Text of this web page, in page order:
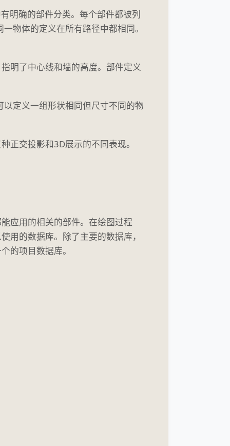
明确的部件分类。每个部件都被列
物体的定义在所有路径中都相同。
明了中心线和墙的高度。部件定义
定义一组形状相同但尺寸不同的物
正交投影和3D展示的不同表现。
应用的相关的部件。在绘图过程
用的数据库。除了主要的数据库，
的项目数据库。